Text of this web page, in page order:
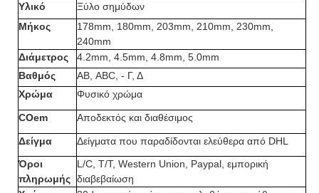
Υλικό
Ξύλο σημύδων
Μήκος
178mm, 180mm, 203mm, 210mm, 230mm,
240mm
Διάμετρος
4.2mm, 4.5mm, 4.8mm, 5.0mm
Βαθμός
ΑΒ, ABC, - Γ, Δ
Χρώμα
Φυσικό χρώμα
COem Αποδεκτός και διαθέσιμος
Δείγμα
Δείγματα που παραδίδονται ελεύθερα από DHL
Όροι
πληρωμής
L/C, T/T, Western Union, Paypal, εμπορική
διαβεβαίωση